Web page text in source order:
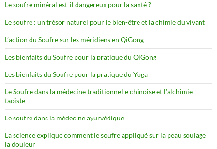
Le soufre minéral est-il dangereux pour la santé ?
Le soufre : un trésor naturel pour le bien-être et la chimie du vivant
L’action du Soufre sur les méridiens en QiGong
Les bienfaits du Soufre pour la pratique du QiGong
Les bienfaits du Soufre pour la pratique du Yoga
Le Soufre dans la médecine traditionnelle chinoise et l’alchimie
taoïste
Le soufre dans la médecine ayurvédique
La science explique comment le soufre appliqué sur la peau soulage
la douleur